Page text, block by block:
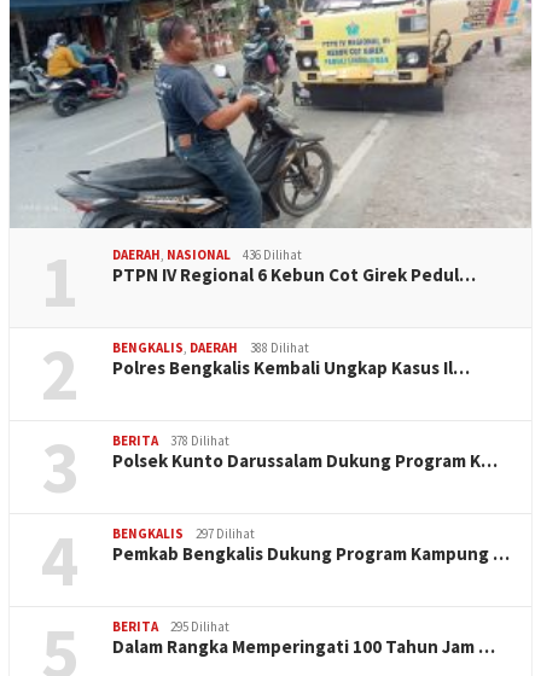
1 DAERAH, NASIONAL 436 Dilihat
PTPN IV Regional 6 Kebun Cot Girek Pedul…
2 BENGKALIS, DAERAH 388 Dilihat
Polres Bengkalis Kembali Ungkap Kasus Il…
3 BERITA 378 Dilihat
Polsek Kunto Darussalam Dukung Program K…
4 BENGKALIS 297 Dilihat
Pemkab Bengkalis Dukung Program Kampung …
5 BERITA 295 Dilihat
Dalam Rangka Memperingati 100 Tahun Jam …